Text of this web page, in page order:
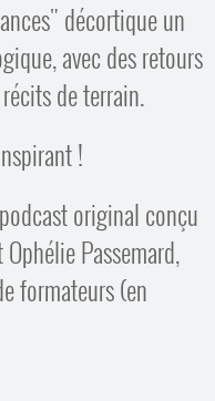
décortique un
avec des retours
de terrain.
!
original conçu
Passemard,
formateurs (en